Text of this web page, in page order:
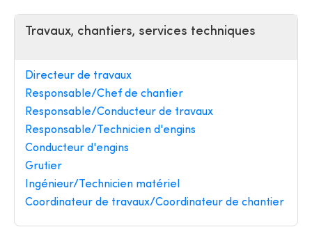
Travaux, chantiers, services techniques
Directeur de travaux
Responsable/Chef de chantier
Responsable/Conducteur de travaux
Responsable/Technicien d'engins
Conducteur d'engins
Grutier
Ingénieur/Technicien matériel
Coordinateur de travaux/Coordinateur de chantier